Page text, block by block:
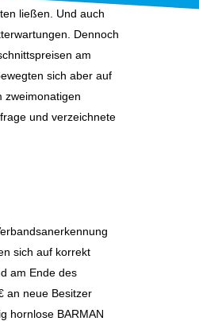
ließen. Und auch
Dennoch
am
sich aber auf
zweimonatigen
und verzeichnete
sich auf korrekt
am Ende des
an neue Besitzer
hornlose BARMAN